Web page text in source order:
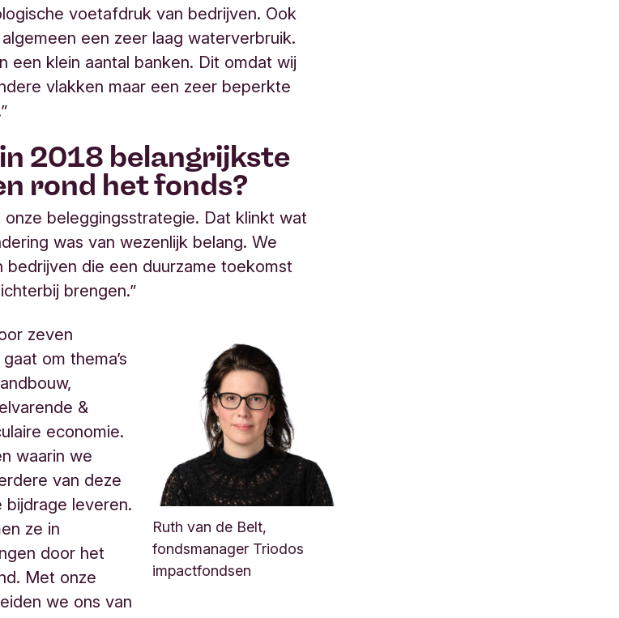
voetafdruk van bedrijven. Ook
een zeer laag waterverbruik.
een klein aantal banken. Dit omdat wij
vlakken maar een zeer beperkte
2018 belangrijkste
rond het fonds?
onze beleggingsstrategie. Dat klinkt wat
was van wezenlijk belang. We
bedrijven die een duurzame toekomst
brengen.”
Ruth van de Belt,
fondsmanager Triodos
impactfondsen
zeven
om thema’s
&
economie.
waarin we
van deze
bijdrage leveren.
ze in
door het
Met onze
we ons van